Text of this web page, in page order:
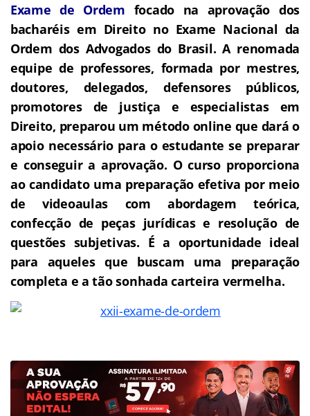
Exame de Ordem focado na aprovação dos
bacharéis em Direito no Exame Nacional da
Ordem dos Advogados do Brasil. A renomada
equipe de professores, formada por mestres,
doutores, delegados, defensores públicos,
promotores de justiça e especialistas em
Direito, preparou um método online que dará o
apoio necessário para o estudante se preparar
e conseguir a aprovação. O curso proporciona
ao candidato uma preparação efetiva por meio
de videoaulas com abordagem teórica,
confecção de peças jurídicas e resolução de
questões subjetivas. É a oportunidade ideal
para aqueles que buscam uma preparação
completa e a tão sonhada carteira vermelha.